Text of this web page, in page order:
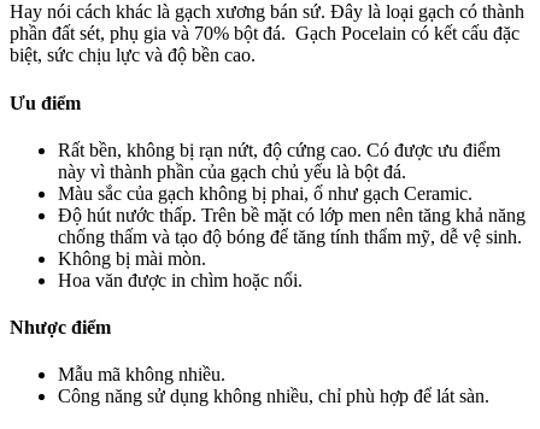
Hay nói cách khác là gạch xương bán sứ. Đây là loại gạch có thành
phần đất sét, phụ gia và 70% bột đá. Gạch Pocelain có kết cấu đặc
biệt, sức chịu lực và độ bền cao.
Ưu điểm
Rất bền, không bị rạn nứt, độ cứng cao. Có được ưu điểm
này vì thành phần của gạch chủ yếu là bột đá.
Màu sắc của gạch không bị phai, ố như gạch Ceramic.
Độ hút nước thấp. Trên bề mặt có lớp men nên tăng khả năng
chống thấm và tạo độ bóng để tăng tính thẩm mỹ, dễ vệ sinh.
Không bị mài mòn.
Hoa văn được in chìm hoặc nổi.
Nhược điểm
Mẫu mã không nhiều.
Công năng sử dụng không nhiều, chỉ phù hợp để lát sàn.